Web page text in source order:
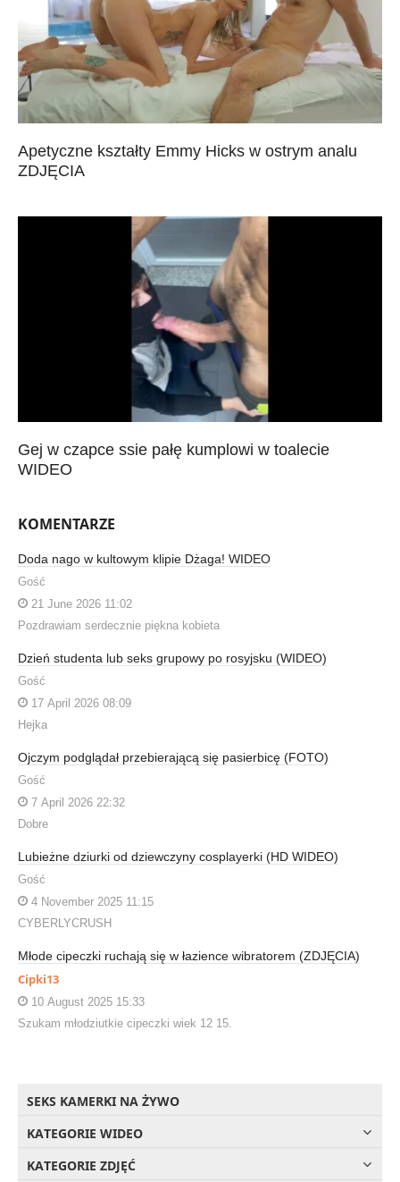
Apetyczne kształty Emmy Hicks w ostrym analu
ZDJĘCIA
Gej w czapce ssie pałę kumplowi w toalecie
WIDEO
KOMENTARZE
Doda nago w kultowym klipie Dżaga! WIDEO
Gość
21 June 2026 11:02
Pozdrawiam serdecznie piękna kobieta
Dzień studenta lub seks grupowy po rosyjsku (WIDEO)
Gość
17 April 2026 08:09
Hejka
Ojczym podglądał przebierającą się pasierbicę (FOTO)
Gość
7 April 2026 22:32
Dobre
Lubieżne dziurki od dziewczyny cosplayerki (HD WIDEO)
Gość
4 November 2025 11:15
CYBERLYCRUSH
Młode cipeczki ruchają się w łazience wibratorem (ZDJĘCIA)
Cipki13
10 August 2025 15:33
Szukam młodziutkie cipeczki wiek 12 15.
SEKS KAMERKI NA ŻYWO
KATEGORIE WIDEO
KATEGORIE ZDJĘĆ